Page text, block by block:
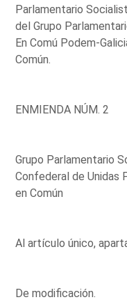
Parlamentario
del Grupo
En Comú Podem-
Común.
ENMIENDA NÚM. 2
Grupo Parlamentario
Confederal de Unidas
en Común
Al artículo único,
De modificación.